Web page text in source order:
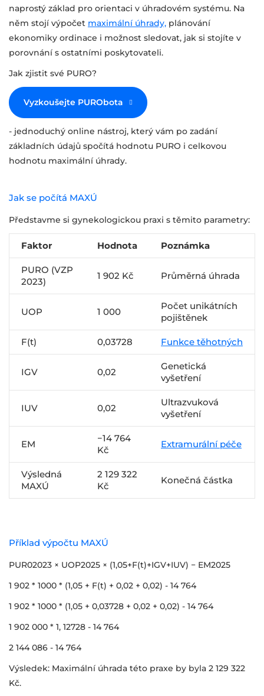
naprostý základ pro orientaci v úhradovém systému. Na
něm stojí výpočet maximální úhrady, plánování
ekonomiky ordinace i možnost sledovat, jak si stojíte v
porovnání s ostatními poskytovateli.
Jak zjistit své PURO?
Vyzkoušejte PURObota
- jednoduchý online nástroj, který vám po zadání
základních údajů spočítá hodnotu PURO i celkovou
hodnotu maximální úhrady.
Jak se počítá MAXÚ
Představme si gynekologickou praxi s těmito parametry:
Faktor Hodnota Poznámka
PURO (VZP
2023)
1 902 Kč Průměrná úhrada
UOP 1 000
Počet unikátních
pojištěnek
F(t) 0,03728 Funkce těhotných
IGV 0,02
Genetická
vyšetření
IUV 0,02
Ultrazvuková
vyšetření
EM
−14 764
Kč
Extramurální péče
Výsledná
MAXÚ
2 129 322
Kč
Konečná částka
Příklad výpočtu MAXÚ
PUR02023 × UOP2025 × (1,05+F(t)+IGV+IUV) − EM2025
1 902 * 1000 * (1,05 + F(t) + 0,02 + 0,02) - 14 764
1 902 * 1000 * (1,05 + 0,03728 + 0,02 + 0,02) - 14 764
1 902 000 * 1, 12728 - 14 764
2 144 086 - 14 764
Výsledek: Maximální úhrada této praxe by byla 2 129 322
Kč.